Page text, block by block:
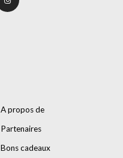
A propos de
Partenaires
Bons cadeaux